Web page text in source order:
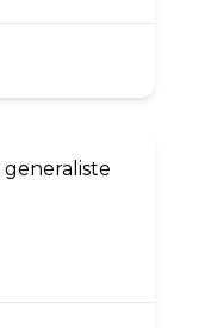
generaliste